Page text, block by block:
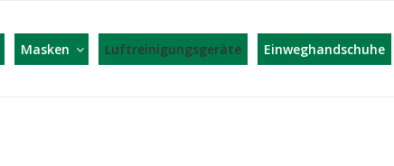
WEBSHOP – WIR
Masken Luftreinigungsgeräte Einweghandschuhe